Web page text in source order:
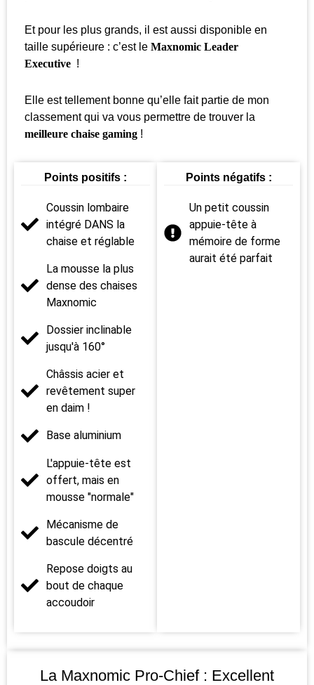
Et pour les plus grands, il est aussi disponible en
taille supérieure : c’est le Maxnomic Leader
Executive !
Elle est tellement bonne qu’elle fait partie de mon
classement qui va vous permettre de trouver la
meilleure chaise gaming !
Points positifs :
Coussin lombaire
intégré DANS la
chaise et réglable
La mousse la plus
dense des chaises
Maxnomic
Dossier inclinable
jusqu'à 160°
Châssis acier et
revêtement super
en daim !
Base aluminium
L'appuie-tête est
offert, mais en
mousse "normale"
Mécanisme de
bascule décentré
Repose doigts au
bout de chaque
accoudoir
Points négatifs :
Un petit coussin
appuie-tête à
mémoire de forme
aurait été parfait
La Maxnomic Pro-Chief : Excellent